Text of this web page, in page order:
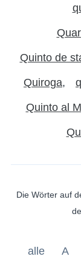
Quinto de
Quiroga
Quinto al
Die Wörter auf
alle A